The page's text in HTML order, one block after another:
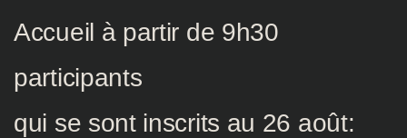
Accueil à partir de 9h30
participants
qui se sont inscrits au 26 août: